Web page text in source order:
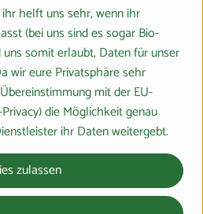
250g
Deutschland
006
helft uns sehr, wenn ihr
(bei uns sind es sogar Bio-
uns somit erlaubt, Daten für unser
wir eure Privatsphäre sehr
mit der EU-
die Möglichkeit genau
ihr Daten weitergebt.
zulassen